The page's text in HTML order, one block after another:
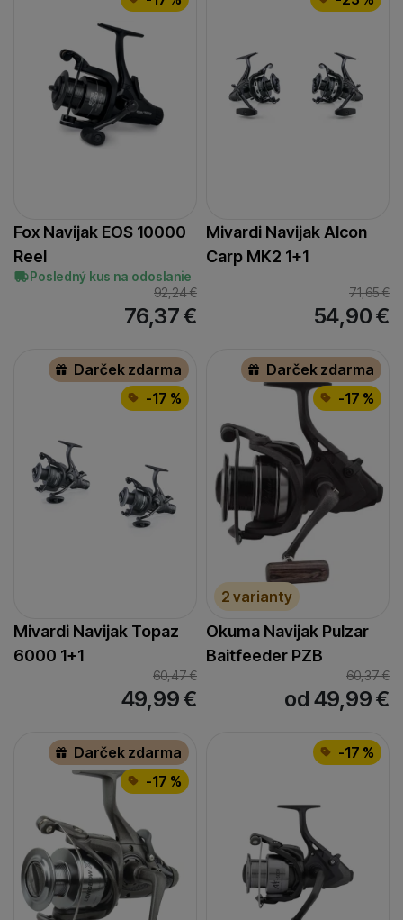
Fox Navijak EOS 10000
Reel
Posledný kus na odoslanie
92,24€
76,37€
Mivardi Navijak Alcon
Carp MK2 1+1
71,65€
54,90€
Darček zdarma
-17 %
Mivardi Navijak Topaz
6000 1+1
60,47€
49,99€
Darček zdarma
-17 %
2 varianty
Okuma Navijak Pulzar
Baitfeeder PZB
60,37€
od 49,99€
Darček zdarma
-17 %
-17 %